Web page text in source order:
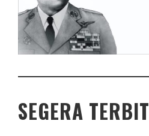
SEGERA TERBIT